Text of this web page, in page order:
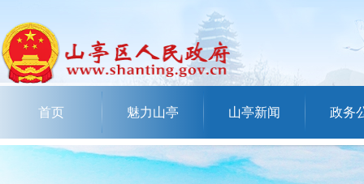
首页 魅力山亭 山亭新闻 政务